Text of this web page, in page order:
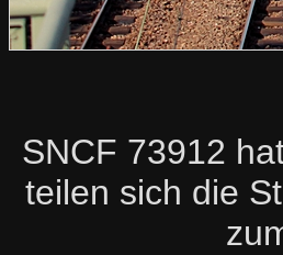
SNCF 73912
teilen sich die